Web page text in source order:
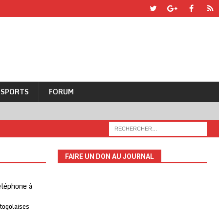
SPORTS FORUM
à
FAIRE UN DON AU JOURNAL